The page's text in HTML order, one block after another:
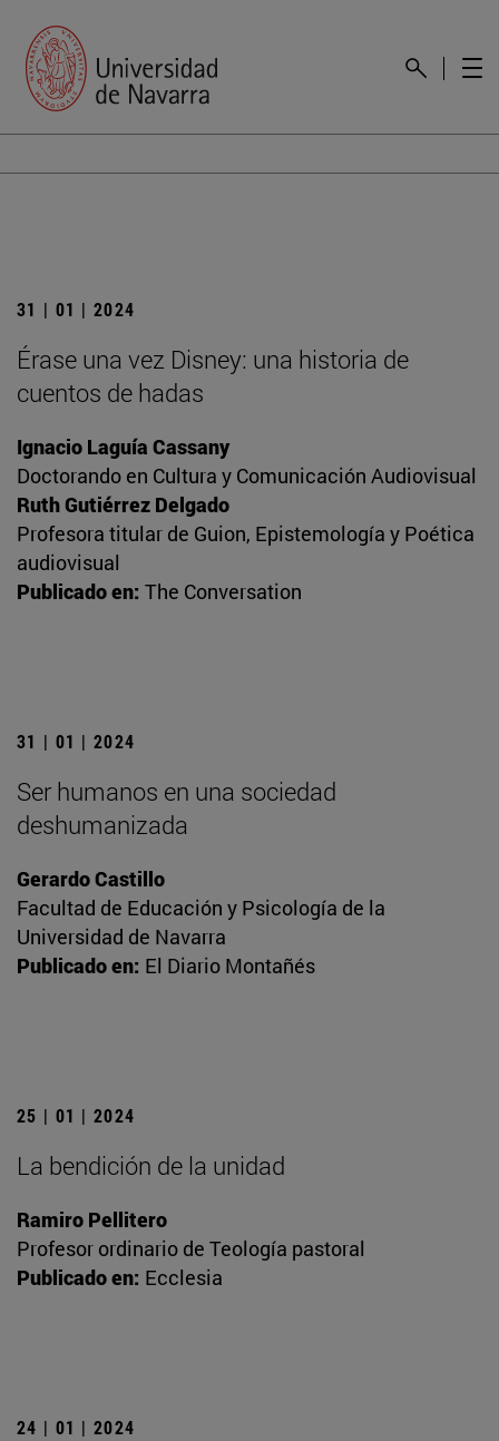
31 | 01 | 2024
Érase una vez Disney: una historia de
cuentos de hadas
Ignacio Laguía Cassany
Doctorando en Cultura y Comunicación Audiovisual
Ruth Gutiérrez Delgado
Profesora titular de Guion, Epistemología y Poética
audiovisual
Publicado en: The Conversation
31 | 01 | 2024
Ser humanos en una sociedad
deshumanizada
Gerardo Castillo
Facultad de Educación y Psicología de la
Universidad de Navarra
Publicado en: El Diario Montañés
25 | 01 | 2024
La bendición de la unidad
Ramiro Pellitero
Profesor ordinario de Teología pastoral
Publicado en: Ecclesia
24 | 01 | 2024